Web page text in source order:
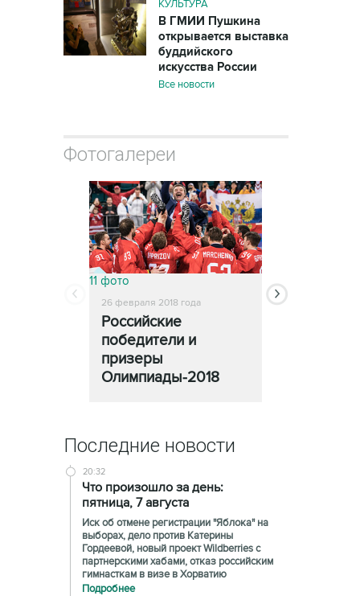
КУЛЬТУРА
В ГМИИ Пушкина
открывается выставка
буддийского
искусства России
Все новости
Фотогалереи
11 фото
26 февраля 2018 года
Российские
победители и
призеры
Олимпиады-2018
13 фото
25 февраля 2018
Последние новости
20:32
Что произошло за день:
пятница, 7 августа
Иск об отмене регистрации "Яблока" на
выборах, дело против Катерины
Гордеевой, новый проект Wildberries с
партнерскими хабами, отказ российским
гимнасткам в визе в Хорватию
Подробнее